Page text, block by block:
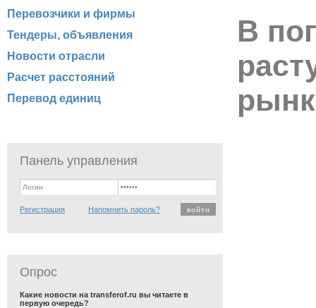
Перевозчики и фирмы
Тендеры, объявления
Новости отрасли
Расчет расстояний
Перевод единиц
Панель управления
Регистрация Напомнить пароль?
Опрос
Какие новости на transferof.ru вы читаете в
первую очередь?
В